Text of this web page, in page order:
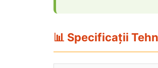
📊 Specificații